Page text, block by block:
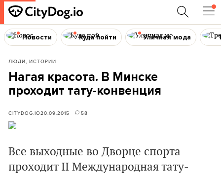
Новости Куда пойти Уличная мода
ЛЮДИ, ИСТОРИИ
Нагая красота. В Минске
проходит тату-конвенция
CITYDOG.IO20.09.2015 58
Все выходные во Дворце спорта
проходит II Международная тату-